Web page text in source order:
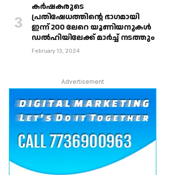
കർഷകരുടെ
പ്രതിഷേധത്തിൻ്റെ ഭാഗമായി
ഇന്ന് 200 ലേറെ യൂണിയനുകൾ
ഡൽഹിയിലേക്ക് മാർച്ച് നടത്തും
February 13, 2024
Advertisement